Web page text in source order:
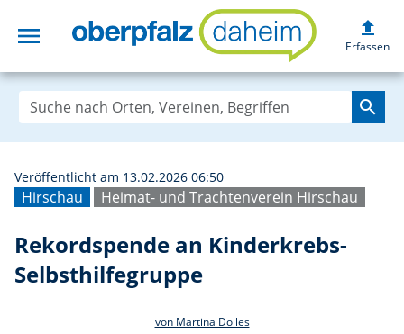
menu Rekordspende
upload
Erfassen
search
Hirschau Heimat- und Trachtenverein Hirschau
Veröffentlicht am 13.02.2026 06:50
Rekordspende an Kinderkrebs-
Selbsthilfegruppe
von Martina Dolles